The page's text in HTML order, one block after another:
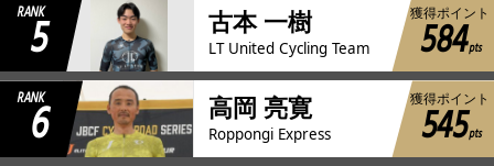
RANK
5 古本 一樹
LT United Cycling Team
獲得ポイント
584pts
RANK
6 高岡 亮寛
Roppongi Express
獲得ポイント
545pts